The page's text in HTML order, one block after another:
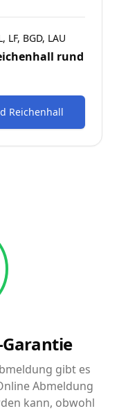
LF, BGD, LAU
rund
Reichenhall
Garantie
gibt es
Abmeldung
kann, obwohl